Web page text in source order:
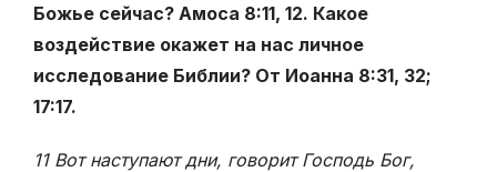
Божье сейчас? Амоса 8:11, 12. Какое
воздействие окажет на нас личное
исследование Библии? От Иоанна 8:31, 32;
17:17.
11 Вот наступают дни, говорит Господь Бог,